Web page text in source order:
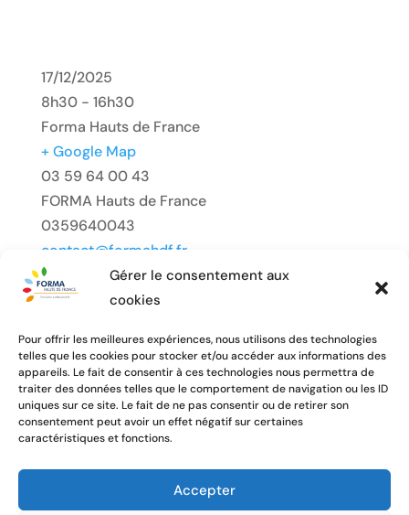
Gérer le consentement aux
cookies
Pour offrir les meilleures expériences, nous utilisons des technologies
telles que les cookies pour stocker et/ou accéder aux informations des
appareils. Le fait de consentir à ces technologies nous permettra de
traiter des données telles que le comportement de navigation ou les ID
uniques sur ce site. Le fait de ne pas consentir ou de retirer son
consentement peut avoir un effet négatif sur certaines
caractéristiques et fonctions.
Accepter
17/12/2025
8h30 - 16h30
Forma Hauts de France
+ Google Map
03 59 64 00 43
FORMA Hauts de France
0359640043
contact@formahdf.fr
Prévention et secourisme